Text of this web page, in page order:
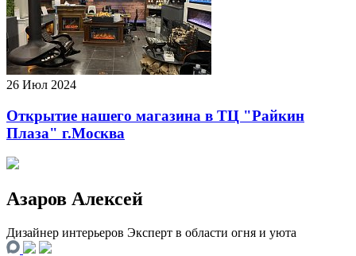
26 Июл 2024
Открытие нашего магазина в ТЦ "Райкин
Плаза" г.Москва
Азаров Алексей
Дизайнер интерьеров Эксперт в области огня и уюта